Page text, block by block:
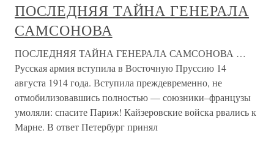
ПОСЛЕДНЯЯ ТАЙНА ГЕНЕРАЛА
САМСОНОВА
ПОСЛЕДНЯЯ ТАЙНА ГЕНЕРАЛА САМСОНОВА …
Русская армия вступила в Восточную Пруссию 14
августа 1914 года. Вступила преждевременно, не
отмобилизовавшись полностью — союзники–французы
умоляли: спасите Париж! Кайзеровские войска рвались к
Марне. В ответ Петербург принял